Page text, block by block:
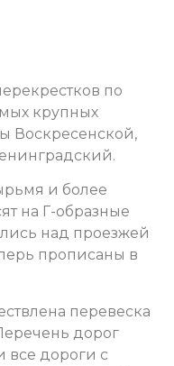
по
крупных
Воскресенской,
и более
на Г-образные
над проезжей
прописаны в
перевеска
дорог
все дороги с